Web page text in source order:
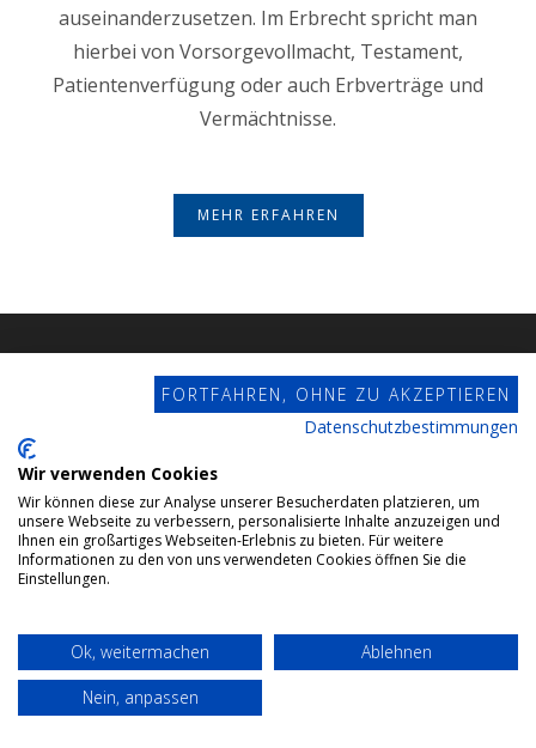
auseinanderzusetzen. Im Erbrecht spricht man
hierbei von Vorsorgevollmacht, Testament,
Patientenverfügung oder auch Erbverträge und
Vermächtnisse.
MEHR ERFAHREN
Erbfolge
Erbschaft- / Schenkungsteuer
Steuergünstige Übertragung von Immobilien
Steueroptimierung
FORTFAHREN, OHNE ZU AKZEPTIEREN
Datenschutzbestimmungen
Wir verwenden Cookies
Wir können diese zur Analyse unserer Besucherdaten platzieren, um
unsere Webseite zu verbessern, personalisierte Inhalte anzuzeigen und
Ihnen ein großartiges Webseiten-Erlebnis zu bieten. Für weitere
Informationen zu den von uns verwendeten Cookies öffnen Sie die
Einstellungen.
Ok, weitermachen
Ablehnen
Nein, anpassen